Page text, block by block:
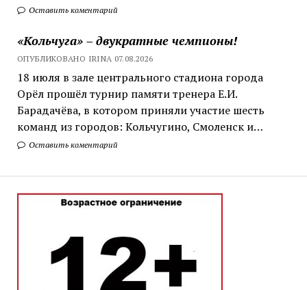
Оставить коментарий
«Кольчуга» – двукратные чемпионы!
ОПУБЛИКОВАНО IRINA 07.08.2026
18 июля в зале центрального стадиона города
Орёл прошёл турнир памяти тренера Е.И.
Барадачёва, в котором приняли участие шесть
команд из городов: Кольчугино, Смоленск и…
Оставить коментарий